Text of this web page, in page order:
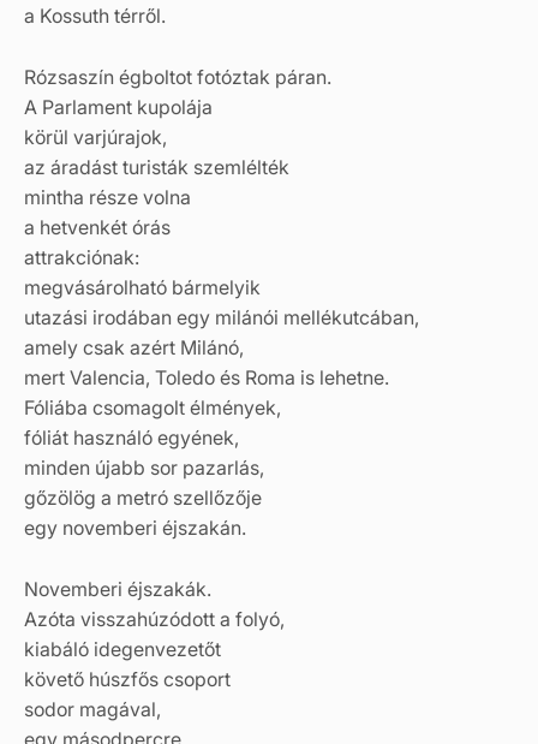
a Kossuth térről.
Rózsaszín égboltot fotóztak páran.
A Parlament kupolája
körül varjúrajok,
az áradást turisták szemlélték
mintha része volna
a hetvenkét órás
attrakciónak:
megvásárolható bármelyik
utazási irodában egy milánói mellékutcában,
amely csak azért Milánó,
mert Valencia, Toledo és Roma is lehetne.
Fóliába csomagolt élmények,
fóliát használó egyének,
minden újabb sor pazarlás,
gőzölög a metró szellőzője
egy novemberi éjszakán.
Novemberi éjszakák.
Azóta visszahúzódott a folyó,
kiabáló idegenvezetőt
követő húszfős csoport
sodor magával,